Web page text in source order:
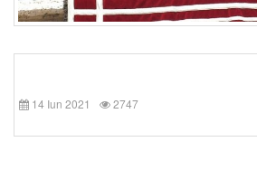
14 Iun 2021 2747